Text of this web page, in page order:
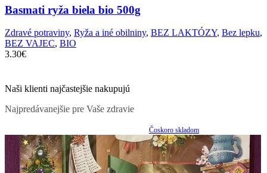
Basmati ryža biela bio 500g
Zdravé potraviny, Ryža a iné obilniny, BEZ LAKTÓZY, Bez lepku,
BEZ VAJEC, BIO
3.30€
Naši klienti najčastejšie nakupujú
Najpredávanejšie pre Vaše zdravie
Čoskoro skladom